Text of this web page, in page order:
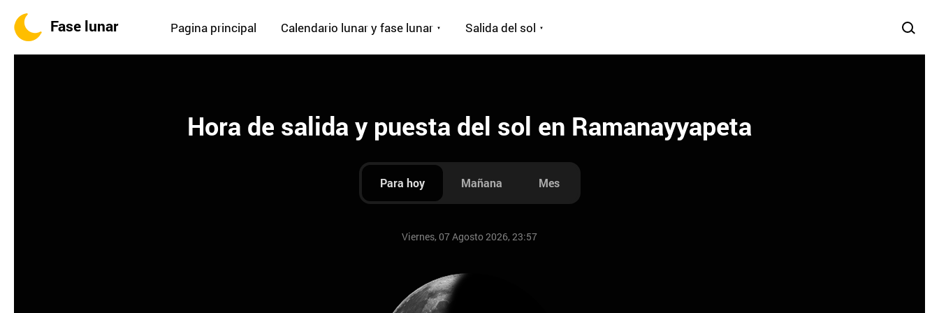
Fase lunar Pagina principal Calendario lunar y fase lunar Salida del sol
Hora de salida y puesta del sol en Ramanayyapeta
Para hoy Mañana Mes
Viernes, 07 Agosto 2026, 23:57